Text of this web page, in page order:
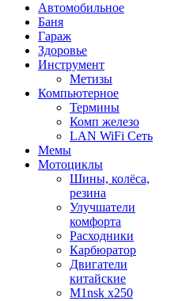
Автомобильное
Баня
Гараж
Здоровье
Инструмент
Метизы
Компьютерное
Термины
Комп железо
LAN WiFi Сеть
Мемы
Мотоциклы
Шины, колёса,
резина
Улучшатели
комфорта
Расходники
Карбюратор
Двигатели
китайские
M1nsk x250